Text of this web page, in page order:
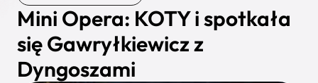
Miasto
Kategoria
Mini Opera: KOTY i spotkała
się Gawryłkiewicz z
Dyngoszami